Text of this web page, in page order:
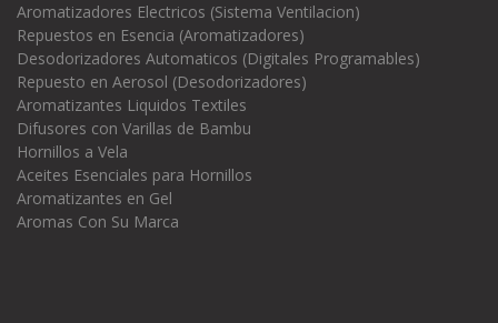
Aromatizadores Electricos (Sistema Ventilacion)
Repuestos en Esencia (Aromatizadores)
Desodorizadores Automaticos (Digitales Programables)
Repuesto en Aerosol (Desodorizadores)
Aromatizantes Liquidos Textiles
Difusores con Varillas de Bambu
Hornillos a Vela
Aceites Esenciales para Hornillos
Aromatizantes en Gel
Aromas Con Su Marca